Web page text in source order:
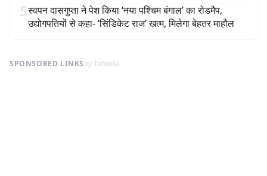
5स्वपन दासगुप्ता ने पेश किया ‘नया पश्चिम बंगाल’ का रोडमैप,
उद्योगपतियों से कहा- ‘सिंडिकेट राज’ खत्म, मिलेगा बेहतर माहौल
SPONSORED LINKSby Taboola